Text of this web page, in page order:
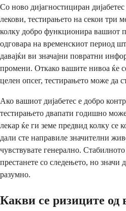
Со ново дијагностициран
лекови, тестирањето на секои три
колку добро функционира вашиот
одговара на временскиот период
давајќи ви значајни повратни
промени. Откако вашите нивоа ќе
целен опсег, тестирањето може да
Ако вашиот дијабетес е добро
тестирањето двапати годишно
лекар ќе ги земе предвид колку се
дали сте направиле значителни
чувствувате генерално.
престанете со следењето, но значи
разумно.
Какви се ризиците од